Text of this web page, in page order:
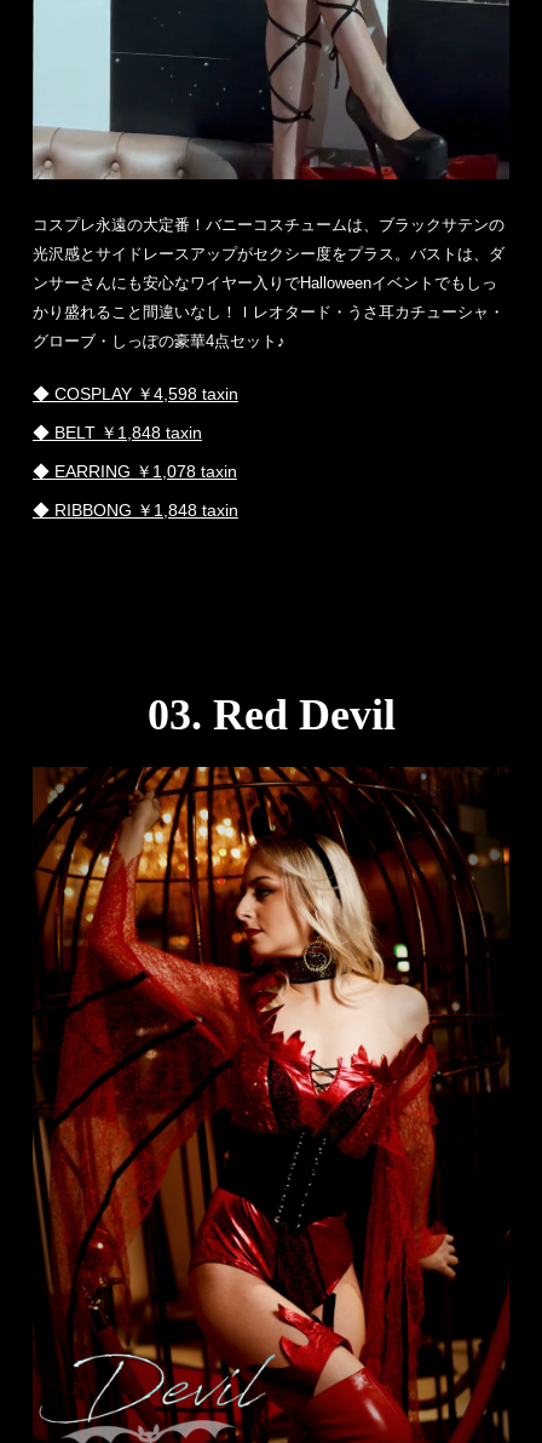
コスプレ永遠の大定番！バニーコスチュームは、ブラックサテンの
光沢感とサイドレースアップがセクシー度をプラス。バストは、ダ
ンサーさんにも安心なワイヤー入りでHalloweenイベントでもしっ
かり盛れること間違いなし！ｌレオタード・うさ耳カチューシャ・
グローブ・しっぽの豪華4点セット♪
◆ COSPLAY ￥4,598 taxin
◆ BELT ￥1,848 taxin
◆ EARRING ￥1,078 taxin
◆ RIBBONG ￥1,848 taxin
03. Red Devil